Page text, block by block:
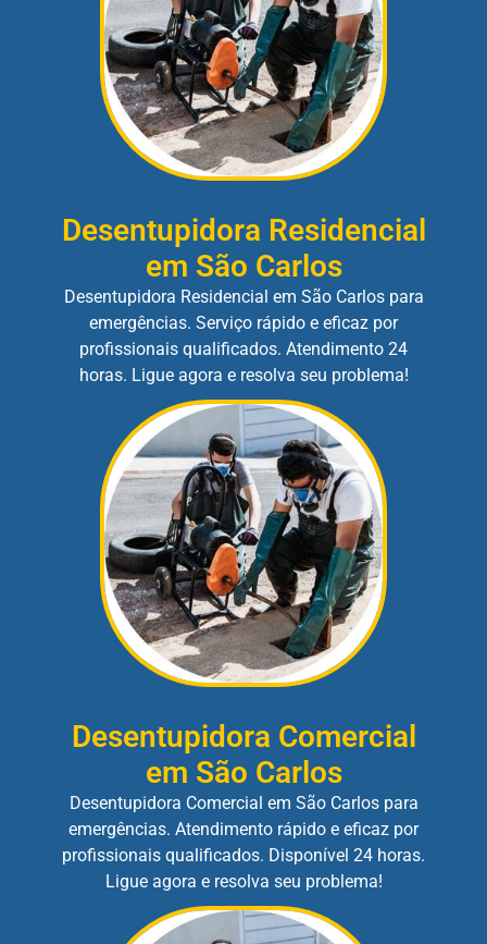
Desentupidora Residencial
em São Carlos
Desentupidora Residencial em São Carlos para
emergências. Serviço rápido e eficaz por
profissionais qualificados. Atendimento 24
horas. Ligue agora e resolva seu problema!
Desentupidora Comercial
em São Carlos
Desentupidora Comercial em São Carlos para
emergências. Atendimento rápido e eficaz por
profissionais qualificados. Disponível 24 horas.
Ligue agora e resolva seu problema!